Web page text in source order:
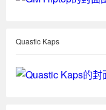
Quastic Kaps